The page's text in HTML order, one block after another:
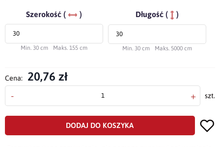
Szerokość ( )
Min. 30 cm Maks. 155 cm
Długość ( )
Min. 30 cm Maks. 5000 cm
Cena: 20,76 zł
- + szt.
DODAJ DO KOSZYKA